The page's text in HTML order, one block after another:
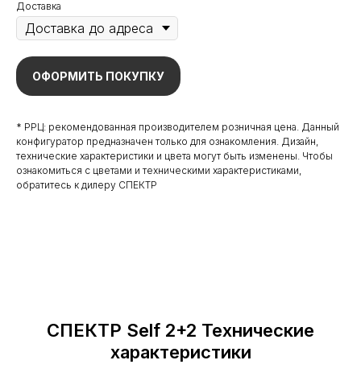
Доставка
ОФОРМИТЬ ПОКУПКУ
* РРЦ: рекомендованная производителем розничная цена. Данный
конфигуратор предназначен только для ознакомления. Дизайн,
технические характеристики и цвета могут быть изменены. Чтобы
ознакомиться с цветами и техническими характеристиками,
обратитесь к дилеру СПЕКТР
СПЕКТР Self 2+2 Технические
характеристики